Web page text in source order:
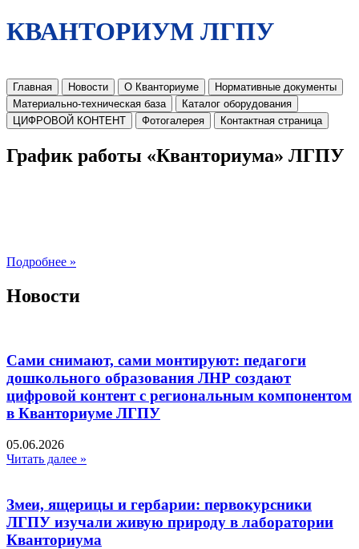
КВАНТОРИУМ ЛГПУ
Главная Новости О Кванториуме
Нормативные документы
Материально-техническая база
Каталог оборудования
ЦИФРОВОЙ КОНТЕНТ
Фотогалерея Контактная страница
График работы «Кванториума» ЛГПУ
Подробнее »
Новости
Сами снимают, сами монтируют: педагоги
дошкольного образования ЛНР создают
цифровой контент с региональным компонентом
в Кванториуме ЛГПУ​
05.06.2026
Читать далее »
Змеи, ящерицы и гербарии: первокурсники
ЛГПУ изучали живую природу в лаборатории
Кванториума